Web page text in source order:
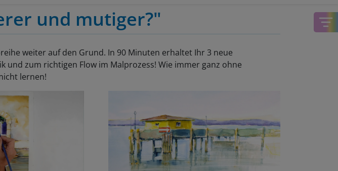
und mutiger?"
weiter auf den Grund. In 90 Minuten erhaltet Ihr 3 neue
zum richtigen Flow im Malprozess! Wie immer ganz ohne
lernen!